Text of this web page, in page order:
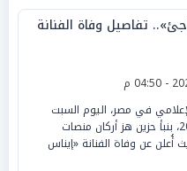
تفاصيل وفاة الفنانة
في مصر، اليوم السبت
الموافق 28 فبراير 2026، بنبأ حزين هز أركان منصات
أُعلن عن وفاة الفنانة «إيناس